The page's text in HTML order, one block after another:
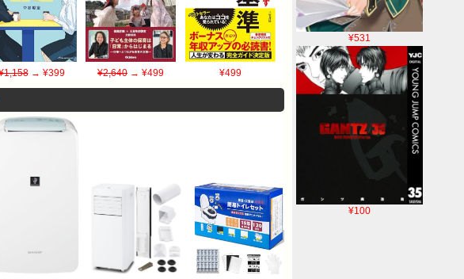
¥531
¥100
→ ¥399 ¥2,640 → ¥499 ¥499